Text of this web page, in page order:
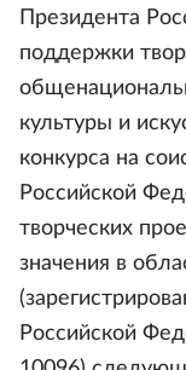
Президента
поддержки
культуры и
конкурса на
Российской
творческих
значения в
Российской